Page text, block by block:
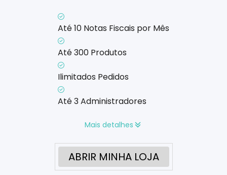
Até 10 Notas Fiscais por Mês
Até 300 Produtos
Ilimitados Pedidos
Até 3 Administradores
Mais detalhes
ABRIR MINHA LOJA